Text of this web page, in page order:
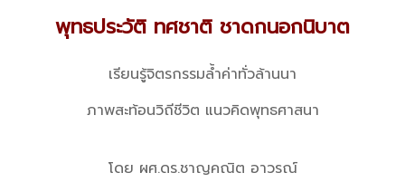
พุทธประวัติ ทศชาติ ชาดกนอกนิบาต
เรียนรู้จิตรกรรมล้ำค่าทั่วล้านนา
ภาพสะท้อนวิถีชีวิต แนวคิดพุทธศาสนา
โดย ผศ.ดร.ชาญคณิต อาวรณ์